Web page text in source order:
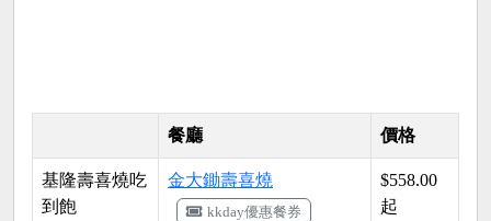
餐廳 價格
基隆壽喜燒吃
到飽
金大鋤壽喜燒
kkday優惠餐券
$558.00
起